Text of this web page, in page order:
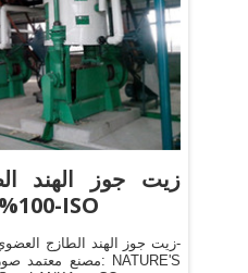
زيت جوز الهند
100% من سري لانكا-ISO